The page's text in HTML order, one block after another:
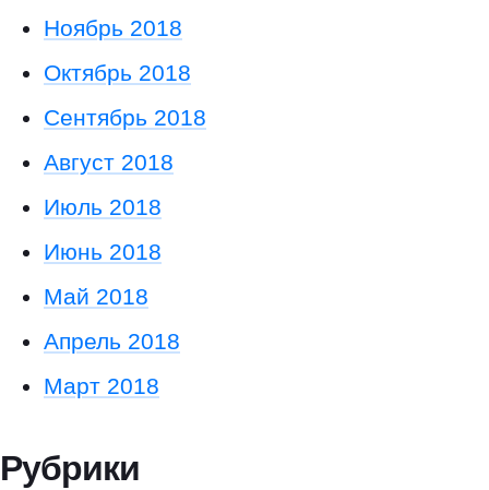
Ноябрь 2018
Октябрь 2018
Сентябрь 2018
Август 2018
Июль 2018
Июнь 2018
Май 2018
Апрель 2018
Март 2018
Рубрики